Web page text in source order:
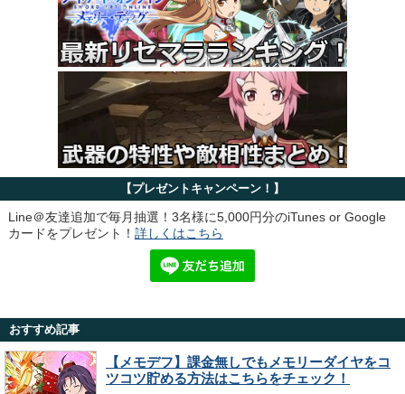
【プレゼントキャンペーン！】
Line＠友達追加で毎月抽選！3名様に5,000円分のiTunes or Google
カードをプレゼント！ 詳しくはこちら
おすすめ記事
【メモデフ】課金無しでもメモリーダイヤをコ
ツコツ貯める方法はこちらをチェック！